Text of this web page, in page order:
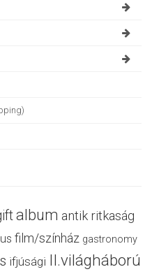
album antik ritkaság
film/színház gastronomy
ifjúsági II.világháború